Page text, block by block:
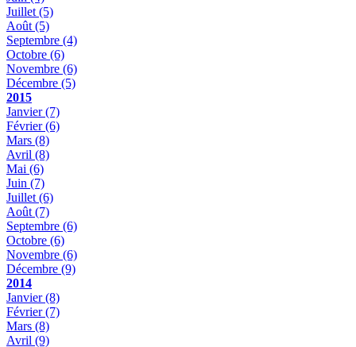
Juillet (5)
Août (5)
Septembre (4)
Octobre (6)
Novembre (6)
Décembre (5)
2015
Janvier(7)
Février(6)
Mars (8)
Avril (8)
Mai (6)
Juin (7)
Juillet (6)
Août (7)
Septembre (6)
Octobre (6)
Novembre (6)
Décembre (9)
2014
Janvier(8)
Février(7)
Mars (8)
Avril (9)